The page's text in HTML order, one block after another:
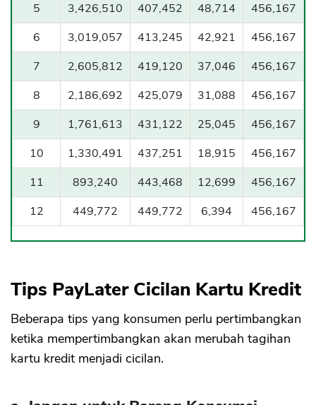
5
3,426,510 407,452 48,714
456,167
6
3,019,057 413,245 42,921
456,167
7
2,605,812 419,120 37,046
456,167
8
2,186,692 425,079 31,088
456,167
9
1,761,613 431,122 25,045
456,167
10
1,330,491 437,251 18,915
456,167
11
893,240 443,468 12,699
456,167
12
449,772 449,772 6,394 456,167
Tips PayLater Cicilan Kartu Kredit
Beberapa tips yang konsumen perlu pertimbangkan
ketika mempertimbangkan akan merubah tagihan
kartu kredit menjadi cicilan.